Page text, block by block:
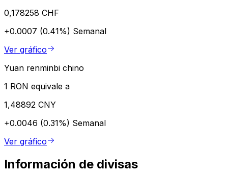
0,178258 CHF
+0.0007 (0.41%) Semanal
Ver gráfico
Yuan renminbi chino
1 RON equivale a
1,48892 CNY
+0.0046 (0.31%) Semanal
Ver gráfico
Información de divisas